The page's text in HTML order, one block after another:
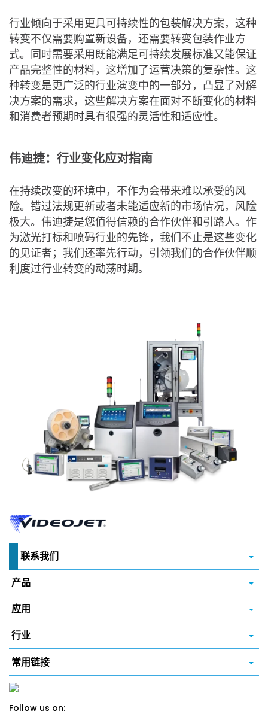
行业倾向于采用更具可持续性的包装解决方案，这种
转变不仅需要购置新设备，还需要转变包装作业方
式。同时需要采用既能满足可持续发展标准又能保证
产品完整性的材料，这增加了运营决策的复杂性。这
种转变是更广泛的行业演变中的一部分，凸显了对解
决方案的需求，这些解决方案在面对不断变化的材料
和消费者预期时具有很强的灵活性和适应性。
伟迪捷：行业变化应对指南
在持续改变的环境中，不作为会带来难以承受的风
险。错过法规更新或者未能适应新的市场情况，风险
极大。伟迪捷是您值得信赖的合作伙伴和引路人。作
为激光打标和喷码行业的先锋，我们不止是这些变化
的见证者；我们还率先行动，引领我们的合作伙伴顺
利度过行业转变的动荡时期。
联系我们
产品
应用
行业
常用链接
Follow us on: